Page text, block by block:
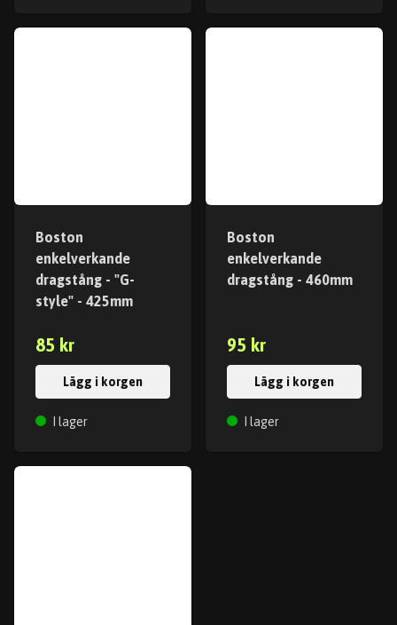
Boston
enkelverkande
dragstång - "G-
style" - 425mm
85 kr
Lägg i korgen
I lager
Boston
enkelverkande
dragstång - 460mm
95 kr
Lägg i korgen
I lager